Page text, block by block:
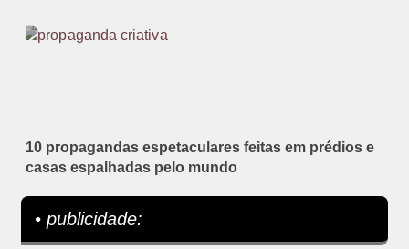
10 propagandas espetaculares feitas em prédios e
casas espalhadas pelo mundo
• publicidade: